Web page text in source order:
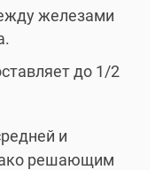
железами
до 1/2
и
решающим